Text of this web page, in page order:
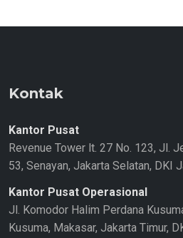
Kontak
Kantor Pusat
Revenue Tower lt. 27 No. 123, Jl.
53, Senayan, Jakarta Selatan, DKI
Kantor Pusat Operasional
Jl. Komodor Halim Perdana
Kusuma, Makasar, Jakarta Timur,